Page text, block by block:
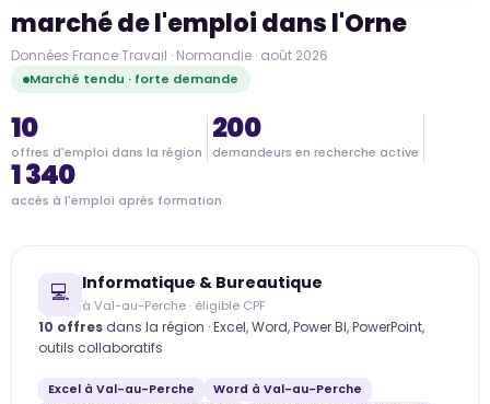
marché de l'emploi dans l'Orne
Données France Travail · Normandie · août 2026
Marché tendu · forte demande
10
offres d'emploi dans la région
200
demandeurs en recherche active
1 340
accès à l'emploi après formation
💻 Informatique & Bureautique
à Val-au-Perche · éligible CPF
10 offres dans la région · Excel, Word, Power BI, PowerPoint,
outils collaboratifs
Excel à Val-au-Perche
Word à Val-au-Perche